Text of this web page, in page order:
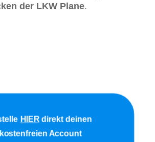
der LKW Plane.
HIERdirekt deinen
kostenfreien Account